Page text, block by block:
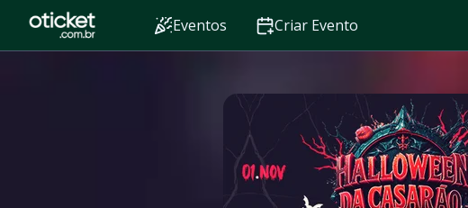
Eventos Criar Evento